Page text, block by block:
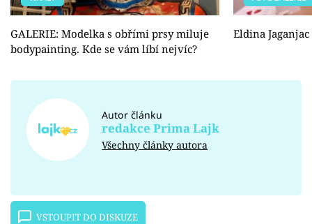
GALERIE: Modelka s obřími prsy miluje
bodypainting. Kde se vám líbí nejvíc?
Eldina Jaganjac
Autor článku
redakce Prima Lajk
Všechny články autora
VSTOUPIT DO DISKUZE